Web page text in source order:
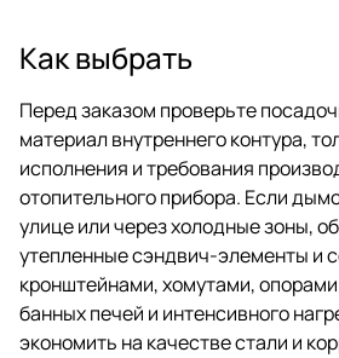
Как выбрать
Перед заказом проверьте
материал внутреннего контура,
исполнения и требования
отопительного прибора. Если
улице или через холодные зоны,
утепленные сэндвич-элементы и
кронштейнами, хомутами,
банных печей и интенсивного
экономить на качестве стали и